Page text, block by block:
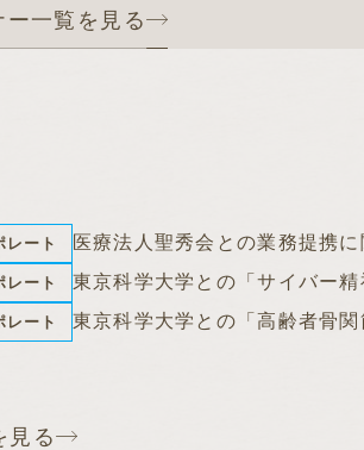
ー一覧を見る
レート
医療法人聖秀会との業務提携
レート
東京科学大学との「サイバー
レート 東京科学大学との「高齢者骨
見る